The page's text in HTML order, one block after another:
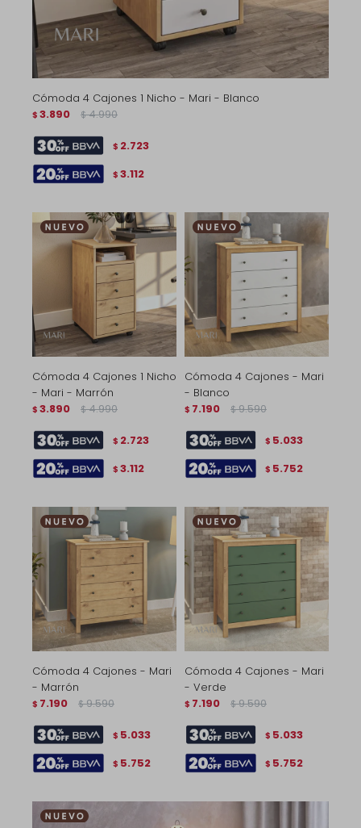
Cómoda 4 Cajones 1 Nicho - Mari - Blanco
$ 3.890 $ 4.990
$ 2.723
$ 3.112
Cómoda 4 Cajones 1 Nicho
- Mari - Marrón
$ 3.890 $ 4.990
$ 2.723
$ 3.112
Cómoda 4 Cajones - Mari
- Blanco
$ 7.190 $ 9.590
$ 5.033
$ 5.752
Cómoda 4 Cajones - Mari
- Marrón
$ 7.190 $ 9.590
$ 5.033
$ 5.752
Cómoda 4 Cajones - Mari
- Verde
$ 7.190 $ 9.590
$ 5.033
$ 5.752